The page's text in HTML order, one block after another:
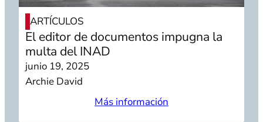
ARTÍCULOS
El editor de documentos impugna la
multa del INAD
junio 19, 2025
Archie David
Más información